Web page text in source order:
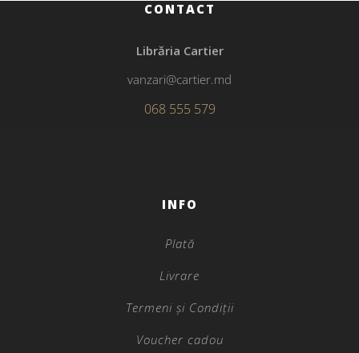
CONTACT
Librăria Cartier
vanzari@cartier.md
068 555 579
INFO
Plată
Livrare
Termeni și Condiții
Voucher cadou